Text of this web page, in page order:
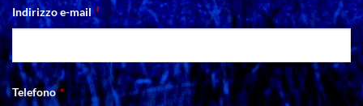
Indirizzo e-mail *
Telefono *